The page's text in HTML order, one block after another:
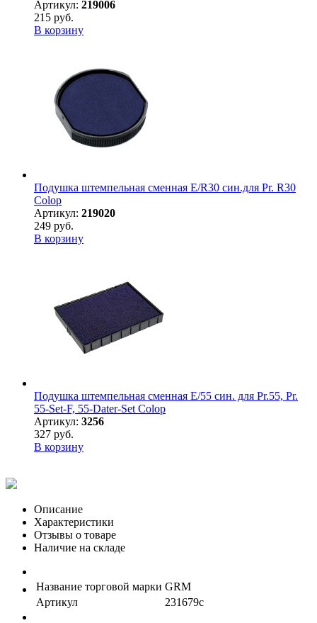
Артикул: 219006
215 руб.
В корзину
Подушка штемпельная сменная E/R30 син.для Pr. R30
Colop
Артикул: 219020
249 руб.
В корзину
Подушка штемпельная сменная E/55 син. для Pr.55, Pr.
55-Set-F, 55-Dater-Set Colop
Артикул: 3256
327 руб.
В корзину
Описание
Характеристики
Отзывы о товаре
Наличие на складе
Название торговой марки GRM
Артикул
231679с